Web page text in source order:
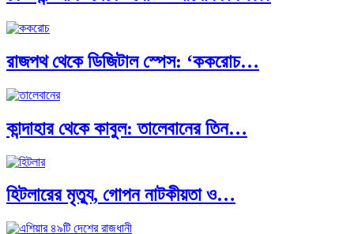
রাজপথ থেকে ডিজিটাল স্পেস: ‘ককরোচ…
কান্দাহার থেকে কাবুল: তালেবানের তিন…
হিটলারের মৃত্যু, গোপন নাটকীয়তা ও…